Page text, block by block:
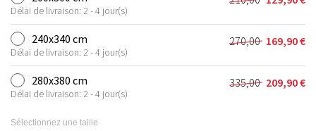
était :
145,00 €.
est :
89,90 €.
Délai de livraison: 2 - 4 jour(s) Le
prix
initial
était :
210,00 €.
Le
prix
actuel
est :
129,90 €.
240x340 cm
Délai de livraison: 2 - 4 jour(s)
270,00
Le
prix
initial
était :
169,90€
Le
prix
actuel
est :
280x380 cm
Délai de livraison: 2 - 4 jour(s)
335,00
Le 209,90€
Le
Sélectionnez une taille